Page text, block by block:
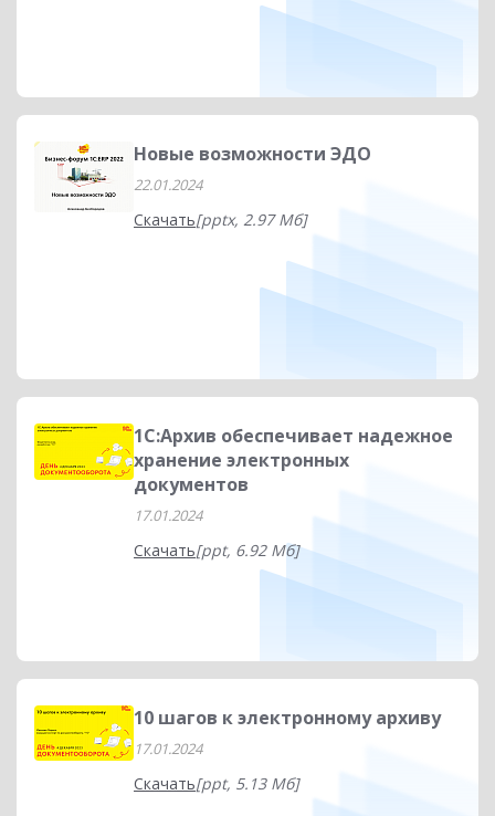
Новые возможности ЭДО
22.01.2024
Скачать[pptx, 2.97 Мб]
1С:Архив обеспечивает надежное
хранение электронных
документов
17.01.2024
Скачать[ppt, 6.92 Мб]
10 шагов к электронному архиву
17.01.2024
Скачать[ppt, 5.13 Мб]